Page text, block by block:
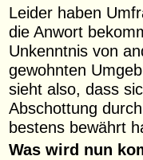
Leider haben
die Anwort
Unkenntnis von
gewohnten
sieht also, dass
Abschottung
bestens bewährt
Was wird nun